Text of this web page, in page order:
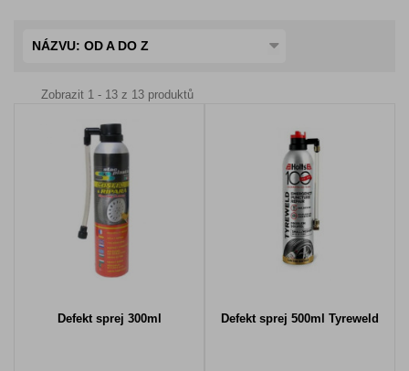
NÁZVU: OD A DO Z
Zobrazit 1 - 13 z 13 produktů
Defekt sprej 300ml Defekt sprej 500ml Tyreweld